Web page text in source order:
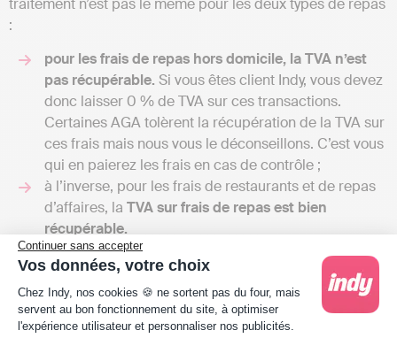
Continuer sans accepter
Vos données, votre choix
Plateforme de Gestion du Consentement :
Chez Indy, nos cookies 🍪 ne sortent pas du four, mais
servent au bon fonctionnement du site, à optimiser
l'expérience utilisateur et personnaliser nos publicités.
:
pour les frais de repas hors domicile, la TVA n’est
pas récupérable. Si vous êtes client Indy, vous devez
donc laisser 0 % de TVA sur ces transactions.
Certaines AGA tolèrent la récupération de la TVA sur
ces frais mais nous vous le déconseillons. C’est vous
qui en paierez les frais en cas de contrôle ;
à l’inverse, pour les frais de restaurants et de repas
d’affaires, la TVA sur frais de repas est bien
récupérable.